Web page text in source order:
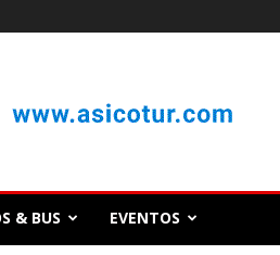
& BUS EVENTOS